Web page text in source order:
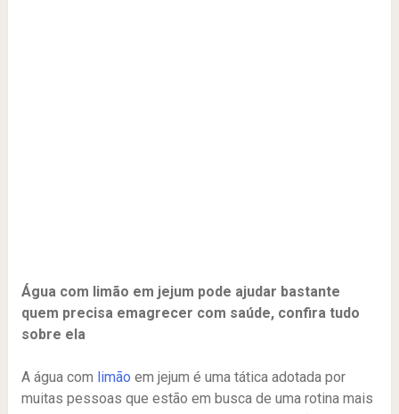
Água com limão em jejum pode ajudar bastante
quem precisa emagrecer com saúde, confira tudo
sobre ela
A água com limão em jejum é uma tática adotada por
muitas pessoas que estão em busca de uma rotina mais